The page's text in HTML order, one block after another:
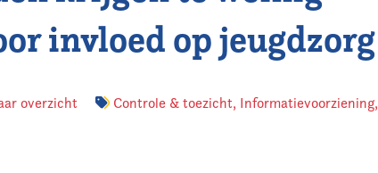
invloed op jeugdzorg
overzicht Controle & toezicht, Informatievoorziening,